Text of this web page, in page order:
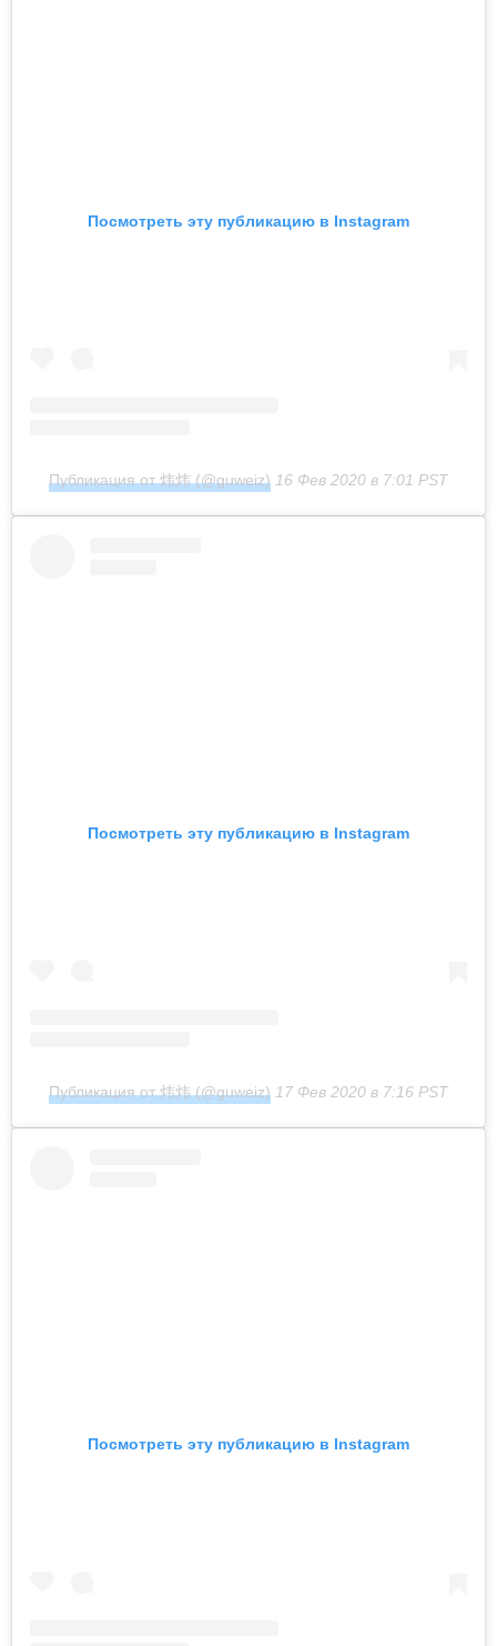
Посмотреть эту публикацию в Instagram
Публикация от 炜炜 (@guweiz) 16 Фев 2020 в 7:01 PST
Посмотреть эту публикацию в Instagram
Публикация от 炜炜 (@guweiz) 17 Фев 2020 в 7:16 PST
Посмотреть эту публикацию в Instagram